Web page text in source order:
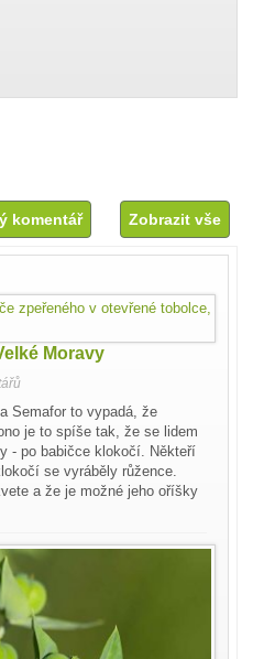
komentář Zobrazit vše
Moravy
Semafor to vypadá, že
je to spíše tak, že se lidem
- po babičce klokočí. Někteří
se vyráběly růžence.
a že je možné jeho oříšky